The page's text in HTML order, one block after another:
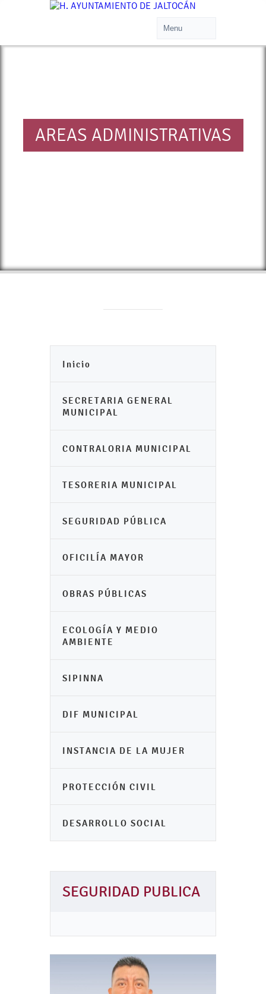
AREAS ADMINISTRATIVAS
Inicio
SECRETARIA GENERAL
MUNICIPAL
CONTRALORIA MUNICIPAL
TESORERIA MUNICIPAL
SEGURIDAD PÚBLICA
OFICILÍA MAYOR
OBRAS PÚBLICAS
ECOLOGÍA Y MEDIO
AMBIENTE
SIPINNA
DIF MUNICIPAL
INSTANCIA DE LA MUJER
PROTECCIÓN CIVIL
DESARROLLO SOCIAL
SEGURIDAD PUBLICA